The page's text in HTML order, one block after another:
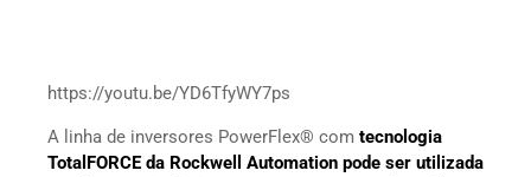
https://youtu.be/YD6TfyWY7ps
A linha de inversores PowerFlex® com tecnologia
TotalFORCE da Rockwell Automation pode ser utilizada